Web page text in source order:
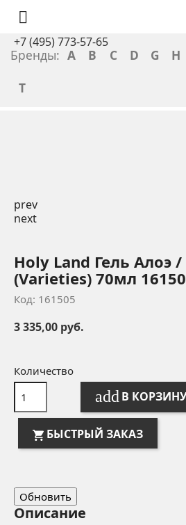

+7 (495) 773-57-65
Бренды: A B C D G H
T
prev
next
Holy Land Гель Алоэ /
(Varieties) 70мл
Код: 161505
3 335,00 руб.
Количество
add В
БЫСТРЫЙ ЗАКАЗ
Описание